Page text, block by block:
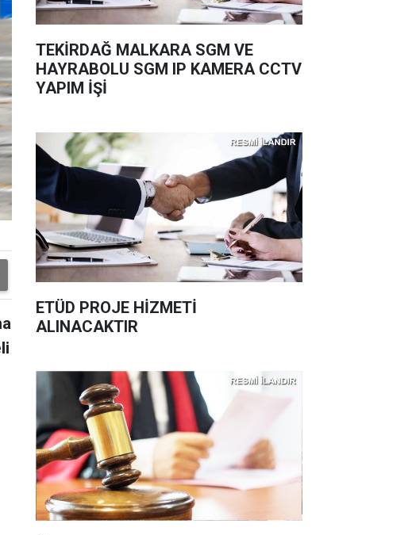
TEKİRDAĞ MALKARA SGM VE
HAYRABOLU SGM IP KAMERA CCTV
YAPIM İŞİ
ETÜD PROJE HİZMETİ
ALINACAKTIR